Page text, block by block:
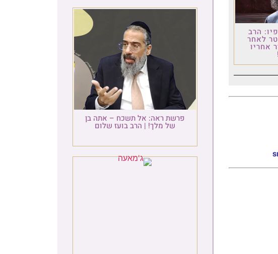
פרשת ראה: אל תשכח – אתה בן
של מלך! | הרב בועז שלום